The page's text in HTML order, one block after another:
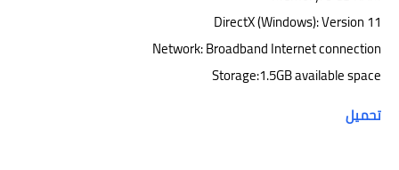
DirectX (Windows): Version 11
Network: Broadband Internet connection
Storage:1.5GB available space
تحميل